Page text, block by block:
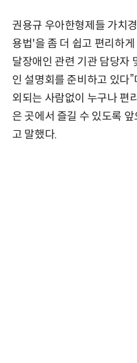
권용규 우아한형제들 가치
용법'을 좀 더 쉽고 편리하
달장애인 관련 기관 담당자
인 설명회를 준비하고 있다
외되는 사람없이 누구나 편
은 곳에서 즐길 수 있도록
고 말했다.